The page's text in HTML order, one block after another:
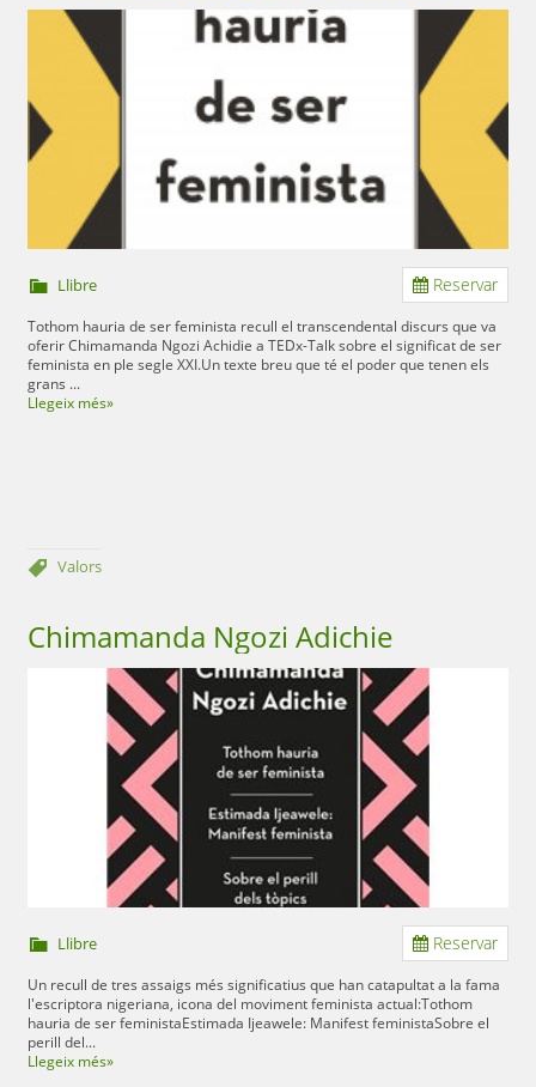
Reservar
Llibre
Tothom hauria de ser feminista recull el transcendental discurs que va
oferir Chimamanda Ngozi Achidie a TEDx-Talk sobre el significat de ser
feminista en ple segle XXI.Un texte breu que té el poder que tenen els
grans ...
Llegeix més»
Valors
Chimamanda Ngozi Adichie
Reservar
Llibre
Un recull de tres assaigs més significatius que han catapultat a la fama
l'escriptora nigeriana, icona del moviment feminista actual:Tothom
hauria de ser feministaEstimada Ijeawele: Manifest feministaSobre el
perill del...
Llegeix més»